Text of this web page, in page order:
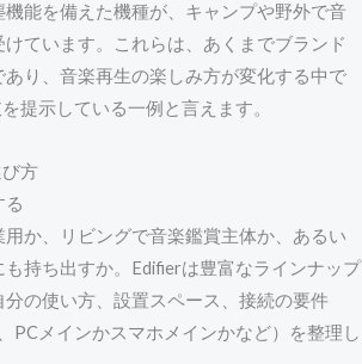
能を備えた機種が、キャンプや野外で音
ています。これらは、あくまでブランド
り、音楽再生の楽しみ方が変化する中で
提示している一例と言えます。
方
る
か、リビングで音楽鑑賞主体か、あるい
持ち出すか。Edifierは豊富なラインナップ
分の使い方、設置スペース、接続の要件
PCメインかスマホメインかなど）を整理し